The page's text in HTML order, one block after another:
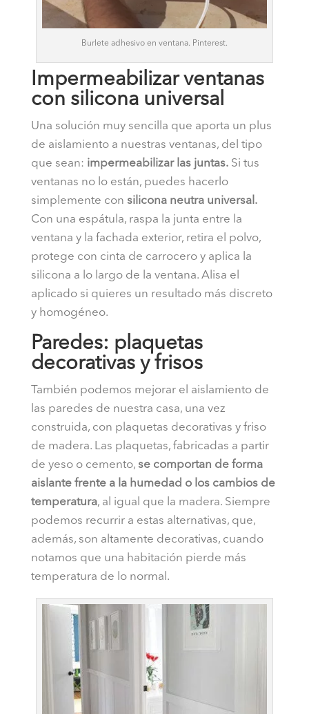
Burlete adhesivo en ventana. Pinterest.
Impermeabilizar ventanas
con silicona universal
Una solución muy sencilla que aporta un plus
de aislamiento a nuestras ventanas, del tipo
que sean: impermeabilizar las juntas.Si tus
ventanas no lo están, puedes hacerlo
simplemente con silicona neutra universal.
Con una espátula, raspa la junta entre la
ventana y la fachada exterior, retira el polvo,
protege con cinta de carrocero y aplica la
silicona a lo largo de la ventana. Alisa el
aplicado si quieres un resultado más discreto
y homogéneo.
Paredes: plaquetas
decorativas y frisos
También podemos mejorar el aislamiento de
las paredes de nuestra casa, una vez
construida, con plaquetas decorativas y friso
de madera. Las plaquetas, fabricadas a partir
de yeso o cemento, se comportan de forma
aislante frente a la humedad o los cambios de
temperatura, al igual que la madera. Siempre
podemos recurrir a estas alternativas, que,
además, son altamente decorativas, cuando
notamos que una habitación pierde más
temperatura de lo normal.